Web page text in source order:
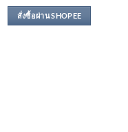
สั่งซื้อผ่าน SHOPEE